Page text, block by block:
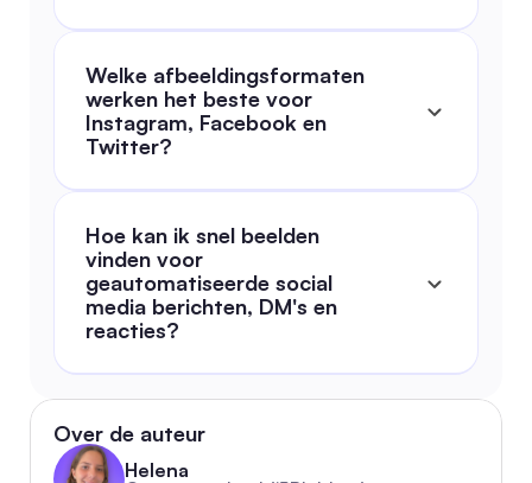
Welke afbeeldingsformaten
werken het beste voor
Instagram, Facebook en
Twitter?
Hoe kan ik snel beelden
vinden voor
geautomatiseerde social
media berichten, DM's en
reacties?
Over de auteur
Helena